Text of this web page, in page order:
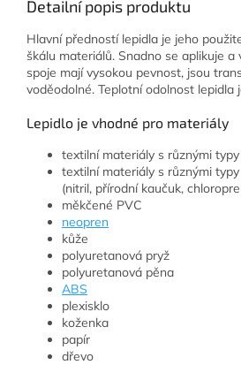
Detailní popis produktu
Hlavní předností lepidla je jeho
škálu materiálů. Snadno se aplikuje a
spoje mají vysokou pevnost, jsou
voděodolné. Teplotní odolnost lepidla
Lepidlo je vhodné pro materiály
textilní materiály s různými
textilní materiály s různými
(nitril, přírodní kaučuk,
měkčené PVC
neopren
kůže
polyuretanová pryž
polyuretanová pěna
ABS
plexisklo
koženka
papír
dřevo